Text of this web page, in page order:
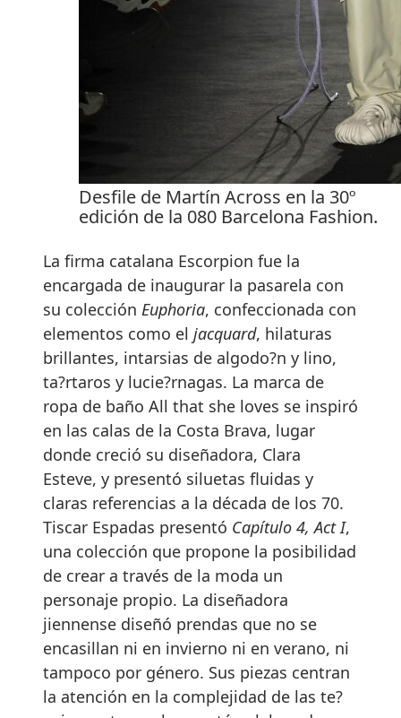
Desfile de Martín Across en la 30º
edición de la 080 Barcelona Fashion.
La firma catalana Escorpion fue la
encargada de inaugurar la pasarela con
su colección Euphoria, confeccionada con
elementos como el jacquard, hilaturas
brillantes, intarsias de algodo?n y lino,
ta?rtaros y lucie?rnagas. La marca de
ropa de baño All that she loves se inspiró
en las calas de la Costa Brava, lugar
donde creció su diseñadora, Clara
Esteve, y presentó siluetas fluidas y
claras referencias a la década de los 70.
Tiscar Espadas presentó Capítulo 4, Act I,
una colección que propone la posibilidad
de crear a través de la moda un
personaje propio. La diseñadora
jiennense diseñó prendas que no se
encasillan ni en invierno ni en verano, ni
tampoco por género. Sus piezas centran
la atención en la complejidad de las te?